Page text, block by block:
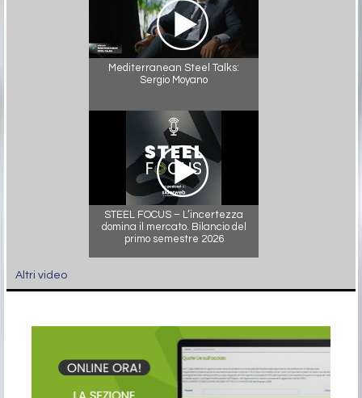
Mediterranean Steel Talks:
Sergio Moyano
STEEL FOCUS – L’incertezza
domina il mercato. Bilancio del
primo semestre 2026
Altri video